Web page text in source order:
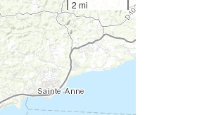
2 mi